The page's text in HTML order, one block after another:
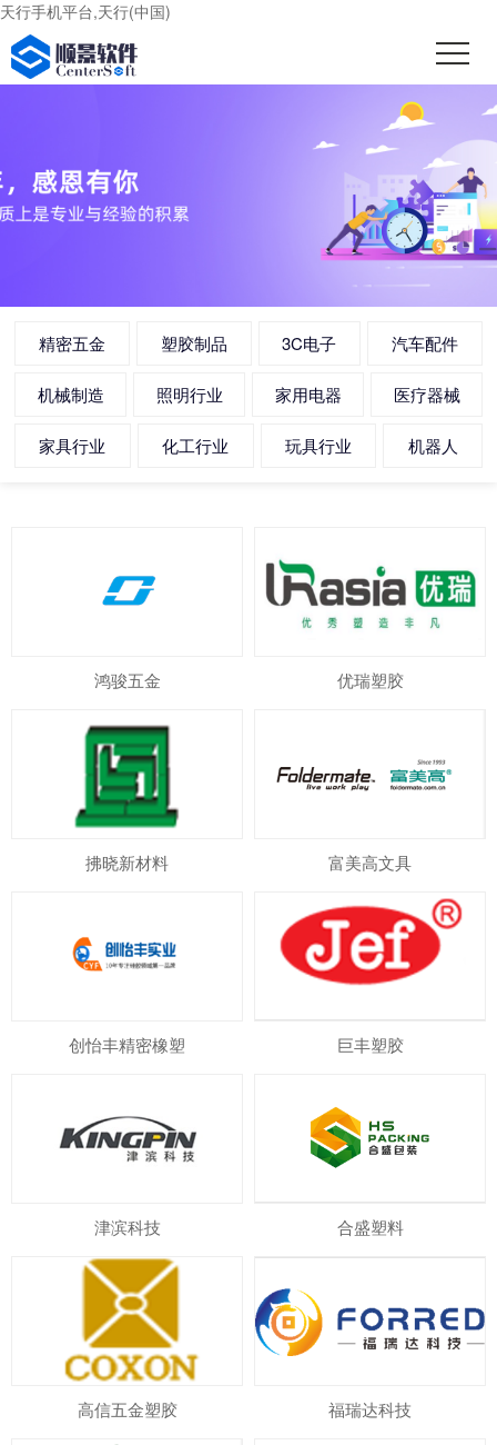
天行手机平台,天行(中国)
精密五金 塑胶制品 3C电子 汽车配件
机械制造 照明行业 家用电器 医疗器械
家具行业 化工行业 玩具行业 机器人
鸿骏五金 优瑞塑胶
拂晓新材料 富美高文具
创怡丰精密橡塑 巨丰塑胶
津滨科技 合盛塑料
高信五金塑胶 福瑞达科技